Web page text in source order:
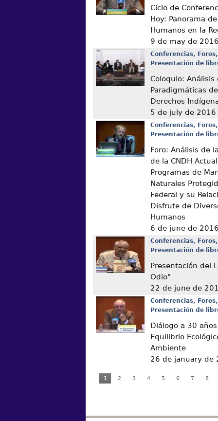
Ciclo de
Hoy: Panorama
Humanos en la
9 de may de
Conferencias,
Presentación de
Coloquio: Análisis
Paradigmáticas
Derechos
5 de july de 2016
Conferencias,
Presentación de
Foro: Análisis de
de la CNDH
Programas de
Naturales
Federal y su
Disfrute de
Humanos
6 de june de
Conferencias,
Presentación de
Presentación del
Odio"
22 de june de
Conferencias,
Presentación de
Diálogo a 30
Equilibrio
Ambiente
26 de january de
1 2 3 4 5 6 7 8